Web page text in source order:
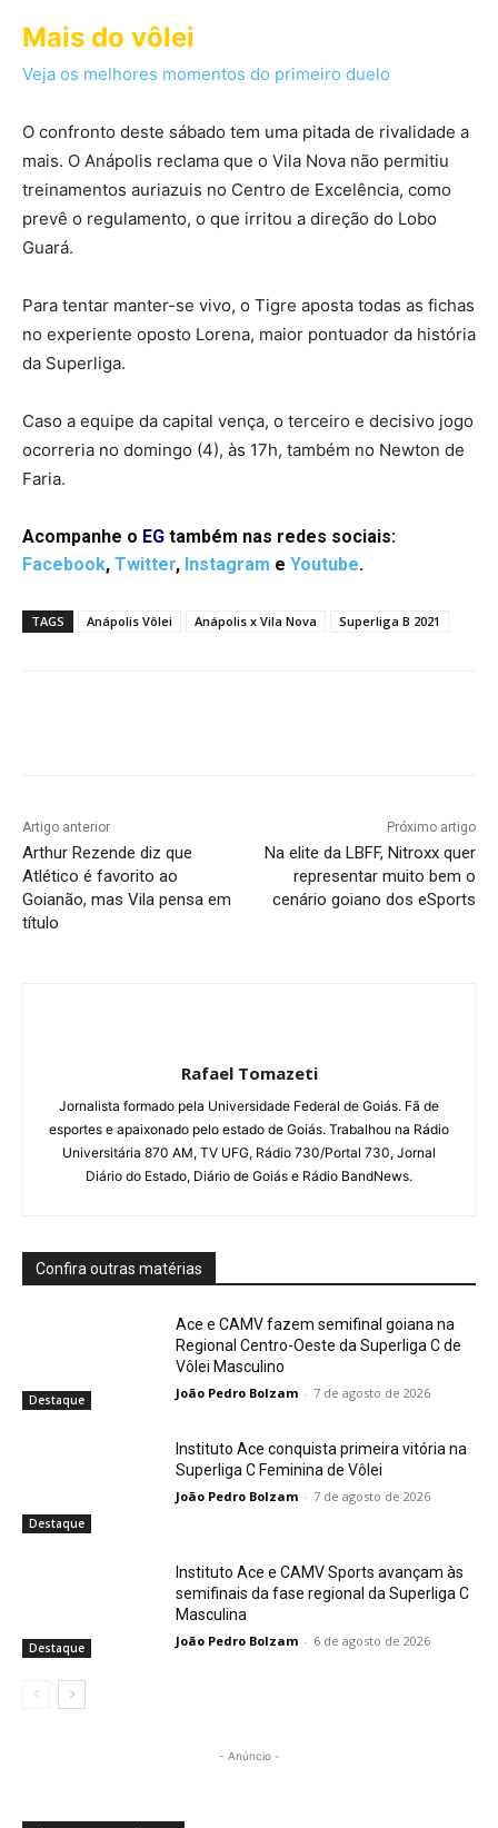
Mais do vôlei
Veja os melhores momentos do primeiro duelo
O confronto deste sábado tem uma pitada de rivalidade a
mais. O Anápolis reclama que o Vila Nova não permitiu
treinamentos auriazuis no Centro de Excelência, como
prevê o regulamento, o que irritou a direção do Lobo
Guará.
Para tentar manter-se vivo, o Tigre aposta todas as fichas
no experiente oposto Lorena, maior pontuador da história
da Superliga.
Caso a equipe da capital vença, o terceiro e decisivo jogo
ocorreria no domingo (4), às 17h, também no Newton de
Faria.
Acompanhe o EG também nas redes sociais:
Facebook, Twitter, Instagram e Youtube.
TAGS Anápolis Vôlei Anápolis x Vila Nova Superliga B 2021
Artigo anterior
Arthur Rezende diz que
Atlético é favorito ao
Goianão, mas Vila pensa em
título
Próximo artigo
Na elite da LBFF, Nitroxx quer
representar muito bem o
cenário goiano dos eSports
Rafael Tomazeti
Jornalista formado pela Universidade Federal de Goiás. Fã de
esportes e apaixonado pelo estado de Goiás. Trabalhou na Rádio
Universitária 870 AM, TV UFG, Rádio 730/Portal 730, Jornal
Diário do Estado, Diário de Goiás e Rádio BandNews.
Confira outras matérias
Destaque
Ace e CAMV fazem semifinal goiana na
Regional Centro-Oeste da Superliga C de
Vôlei Masculino
João Pedro Bolzam - 7 de agosto de 2026
Destaque
Instituto Ace conquista primeira vitória na
Superliga C Feminina de Vôlei
João Pedro Bolzam - 7 de agosto de 2026
Destaque
Instituto Ace e CAMV Sports avançam às
semifinais da fase regional da Superliga C
Masculina
João Pedro Bolzam - 6 de agosto de 2026
- Anúncio -